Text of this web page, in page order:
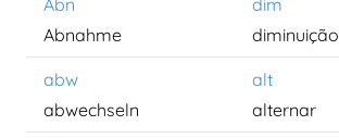
Abn
dim
Abnahme
diminuição
abw
alt
abwechseln
alternar